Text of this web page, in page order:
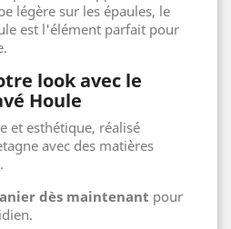
légère sur les épaules, le
est l'élément parfait pour
look avec le
Houle
et esthétique, réalisé
avec des matières
dès maintenant pour